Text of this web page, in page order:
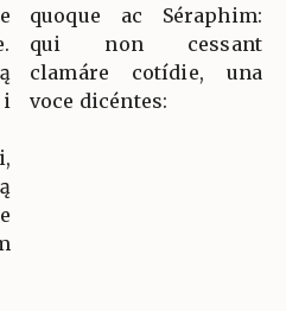
quoque ac Séraphim:
qui non cessant
clamáre cotídie, una
voce dicéntes: